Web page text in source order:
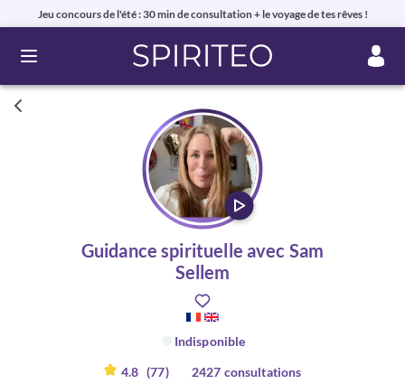
Jeu concours de l'été : 30 min de consultation + le voyage de tes rêves !
Ouvrir le menu
Guidance spirituelle avec Sam
Sellem
Indisponible
4.8 (77) 2427 consultations